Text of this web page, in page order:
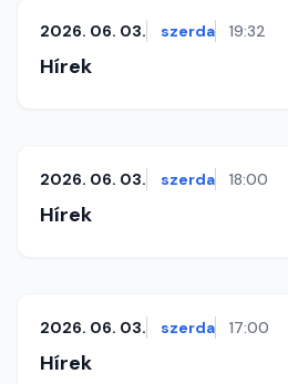
2026. 06. 03. szerda 19:32
Hírek
2026. 06. 03. szerda 18:00
Hírek
2026. 06. 03. szerda 17:00
Hírek